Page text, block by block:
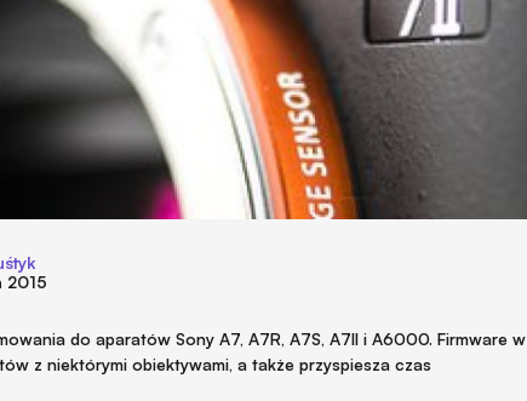
2015
do aparatów Sony A7, A7R, A7S, A7II i A6000. Firmware w
z niektórymi obiektywami, a także przyspiesza czas